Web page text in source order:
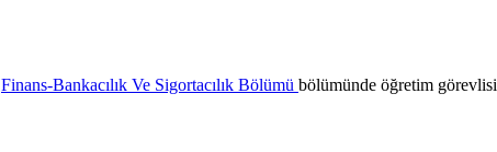
Finans-Bankacılık Ve Sigortacılık Bölümü bölümünde öğretim görevlisi